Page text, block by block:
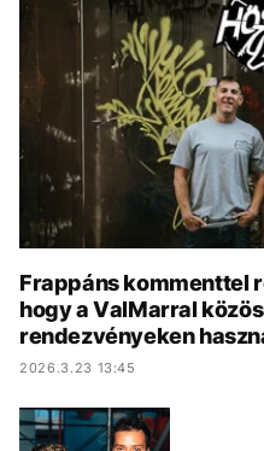
KÖZÉLET
ÉLETMÓD
BESZÉLGETÉSEK
VIDEÓ
GASZTRO
Frappáns kommenttel
hogy a ValMarral
rendezvényeken
2026.3.23 13:45